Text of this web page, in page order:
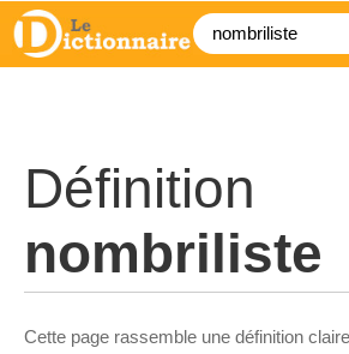
Définition
nombriliste
Cette page rassemble une définition